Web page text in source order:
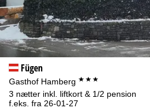
Fügen
Gasthof Hamberg ***
3 nætter inkl. liftkort & 1/2 pension
f.eks. fra 26-01-27